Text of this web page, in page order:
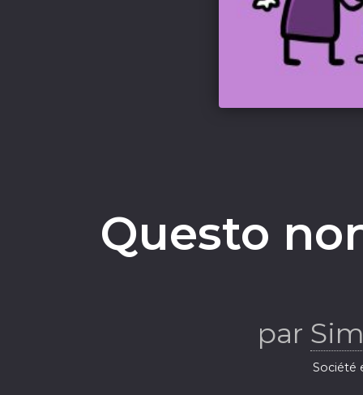
Questo
par
Société